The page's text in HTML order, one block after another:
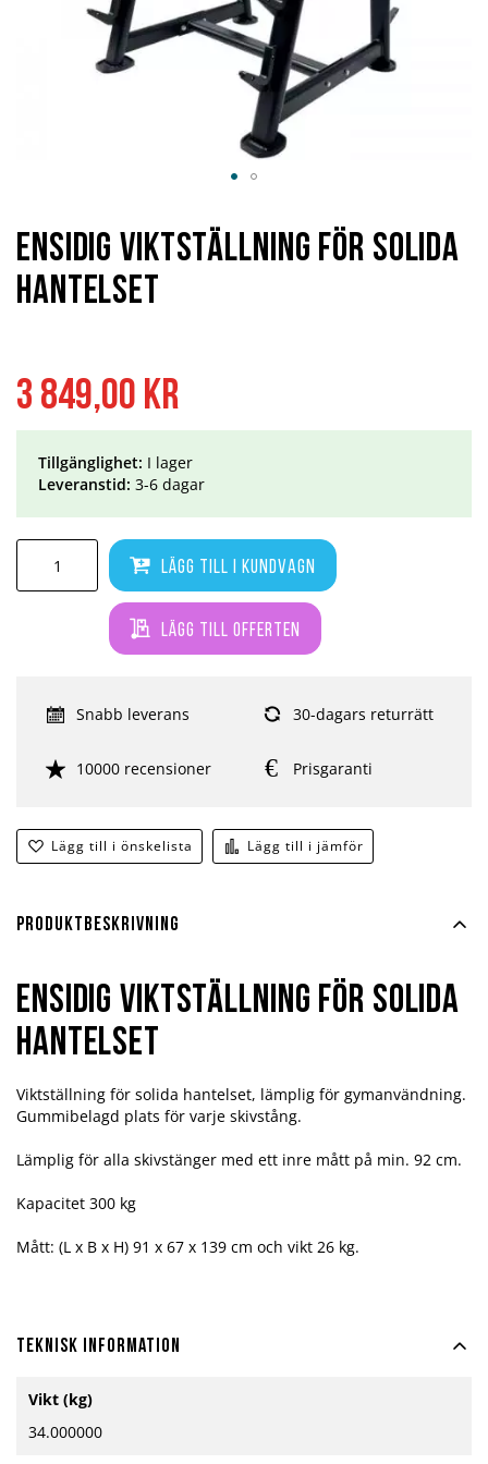
3 849,00 kr
Lägg till i kundvagn
Lägg till offerten
Lägg till i önskelista Lägg till i jämför
Tillgänglighet: I lager
Leveranstid: 3-6 dagar
Snabb leverans 30-dagars returrätt
10000 recensioner Prisgaranti
Ensidig Viktställning för Solida
Hantelset
början
av
bildgalleriet
Produktbeskrivning
Ensidig Viktställning för Solida
Hantelset
Viktställning för solida hantelset, lämplig för gymanvändning.
Gummibelagd plats för varje skivstång.
Lämplig för alla skivstänger med ett inre mått på min. 92 cm.
Kapacitet 300 kg
Mått: (L x B x H) 91 x 67 x 139 cm och vikt 26 kg.
Teknisk information
information
Vikt (kg)
34.000000